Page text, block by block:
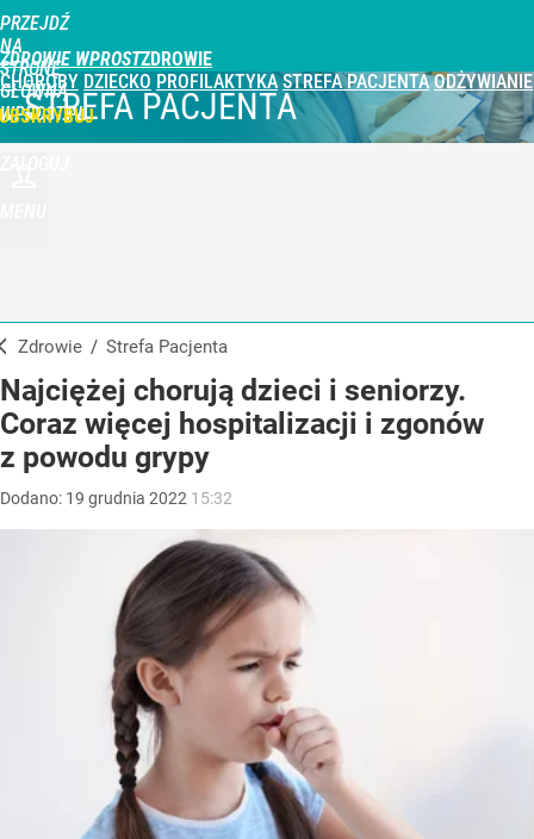
PRZEJDŹ
NA
STRONĘ
GŁÓWNĄ
WPROST.PL
ZDROWIE WPROST
CHOROBY DZIECKO PROFILAKTYKA STREFA PACJENTA ODŻYWIANIE
STREFA PACJENTA
Zdrowie / Strefa Pacjenta
Najciężej chorują dzieci i seniorzy.
Coraz więcej hospitalizacji i zgonów
z powodu grypy
Dodano: 19 grudnia 2022 15:32